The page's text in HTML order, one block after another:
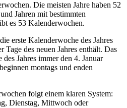
Die meisten Jahre haben 52
Jahren mit bestimmten
es 53 Kalenderwochen.
erste Kalenderwoche des Jahres
Tage des neuen Jahres enthält. Das
des Jahres immer den 4. Januar
montags und enden
folgt einem klaren System:
Dienstag, Mittwoch oder